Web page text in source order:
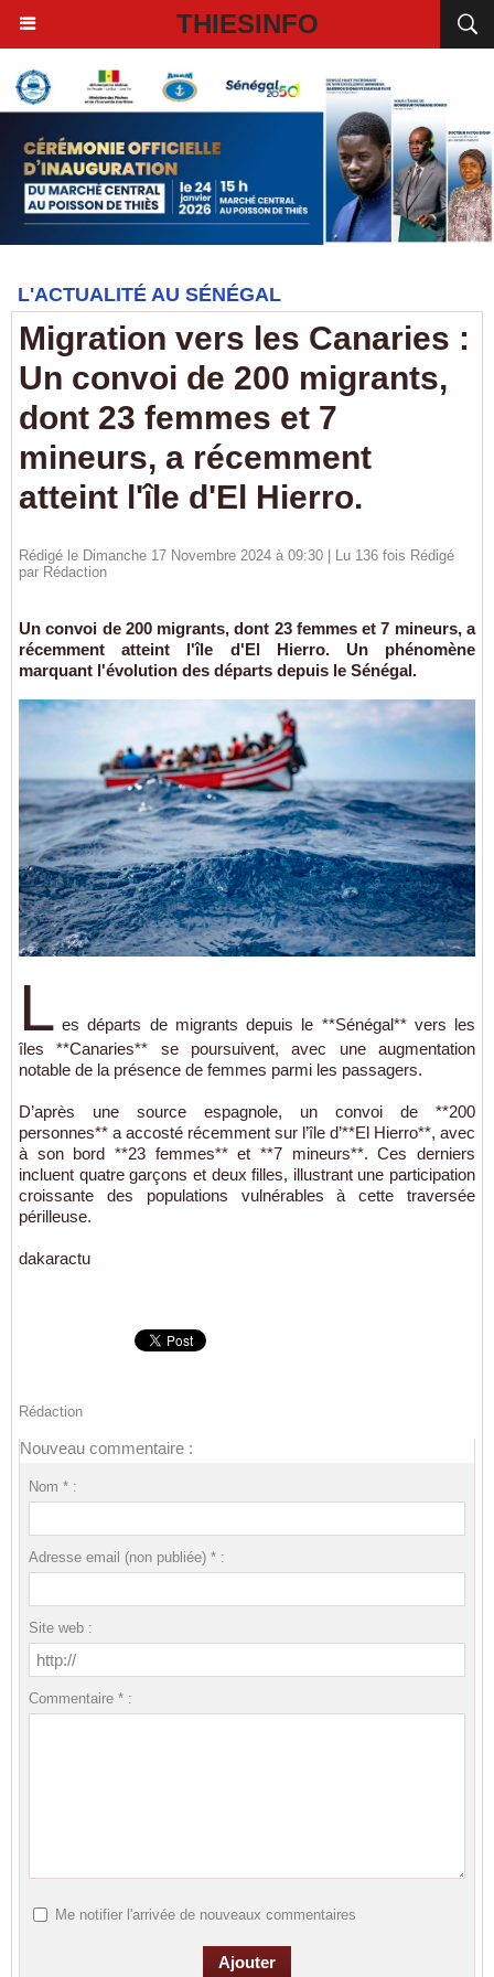
THIESINFO
L'ACTUALITÉ AU SÉNÉGAL
Migration vers les Canaries :
Un convoi de 200 migrants,
dont 23 femmes et 7
mineurs, a récemment
atteint l'île d'El Hierro.
Rédigé le Dimanche 17 Novembre 2024 à 09:30 | Lu 136 fois Rédigé
par Rédaction
Un convoi de 200 migrants, dont 23 femmes et 7 mineurs, a
récemment atteint l'île d'El Hierro. Un phénomène
marquant l'évolution des départs depuis le Sénégal.
L es départs de migrants depuis le **Sénégal** vers les
îles **Canaries** se poursuivent, avec une augmentation
notable de la présence de femmes parmi les passagers.
D’après une source espagnole, un convoi de **200
personnes** a accosté récemment sur l’île d’**El Hierro**, avec
à son bord **23 femmes** et **7 mineurs**. Ces derniers
incluent quatre garçons et deux filles, illustrant une participation
croissante des populations vulnérables à cette traversée
périlleuse.
dakaractu
Rédaction
Nouveau commentaire :
Nom * :
Adresse email (non publiée) * :
Site web :
Commentaire * :
Me notifier l'arrivée de nouveaux commentaires